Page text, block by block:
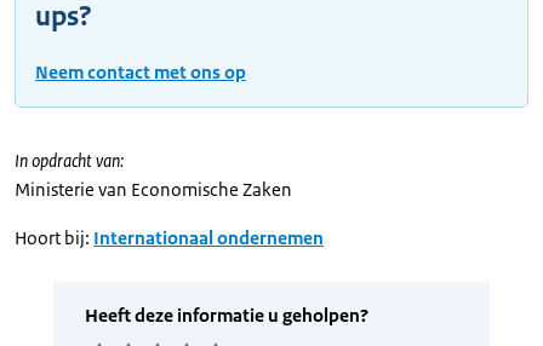
ups?
Neem contact met ons op
In opdracht van:
Ministerie van Economische Zaken
Hoort bij: Internationaal ondernemen